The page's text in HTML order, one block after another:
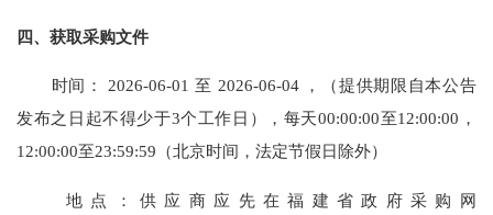
四、获取采购文件
时间： 2026-06-01至 2026-06-04 ，（提供期限自本公告
发布之日起不得少于3个工作日），每天00:00:00至12:00:00 ，
12:00:00至23:59:59 （北京时间，法定节假日除外）
地点：供应商应先在福建省政府采购网